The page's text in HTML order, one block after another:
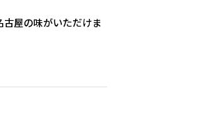
屋の味がいただけま